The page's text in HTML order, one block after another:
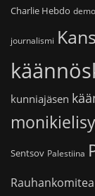
Charlie Hebdo
journalismi
kunniajäsen
Sentsov Palestiina
Rauhankomitea